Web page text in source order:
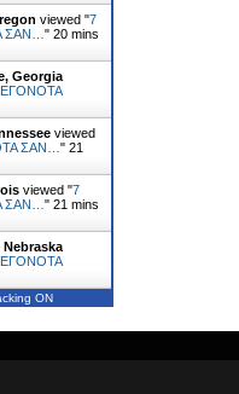
viewed "7
ΣΑΝ… " 20 mins
Georgia
viewed
ΣΑΝ… " 21
viewed "7
ΣΑΝ… " 21 mins
ON